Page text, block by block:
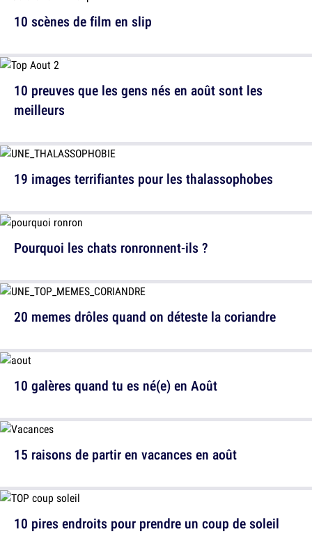
10 preuves que les gens nés en août sont les
meilleurs
Pourquoi les chats ronronnent-ils ?
10 galères quand tu es né(e) en Août
10 pires endroits pour prendre un coup de soleil
10 scènes de film en slip
19 images terrifiantes pour les thalassophobes
20 memes drôles quand on déteste la coriandre
15 raisons de partir en vacances en août